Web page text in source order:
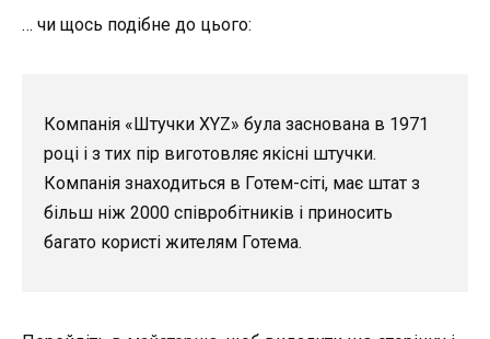
… чи щось подібне до цього:
Компанія «Штучки XYZ» була заснована в 1971
році і з тих пір виготовляє якісні штучки.
Компанія знаходиться в Готем-сіті, має штат з
більш ніж 2000 співробітників і приносить
багато користі жителям Готема.